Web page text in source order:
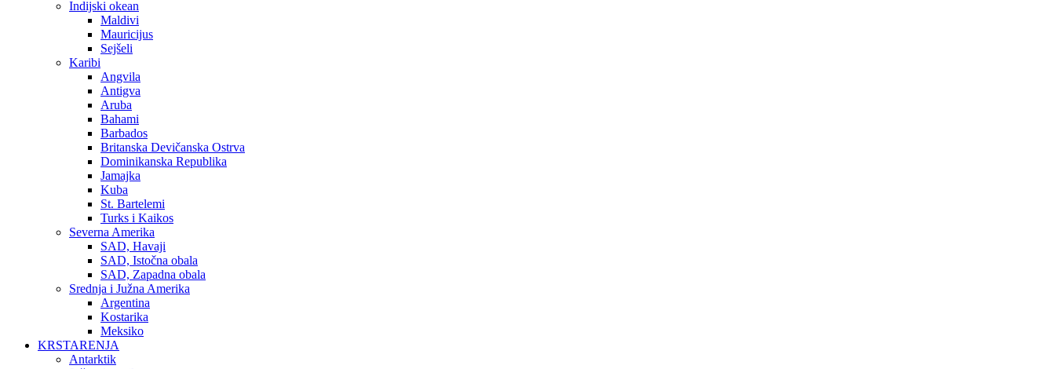
Indijski okean
Maldivi
Mauricijus
Sejšeli
Karibi
Angvila
Antigva
Aruba
Bahami
Barbados
Britanska Devičanska Ostrva
Dominikanska Republika
Jamajka
Kuba
St. Bartelemi
Turks i Kaikos
Severna Amerika
SAD, Havaji
SAD, Istočna obala
SAD, Zapadna obala
Srednja i Južna Amerika
Argentina
Kostarika
Meksiko
KRSTARENJA
Antarktik